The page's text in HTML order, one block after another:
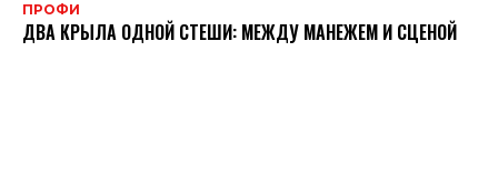
ПРОФИ
ДВА КРЫЛА ОДНОЙ СТЕШИ: МЕЖДУ МАНЕЖЕМ И СЦЕНОЙ